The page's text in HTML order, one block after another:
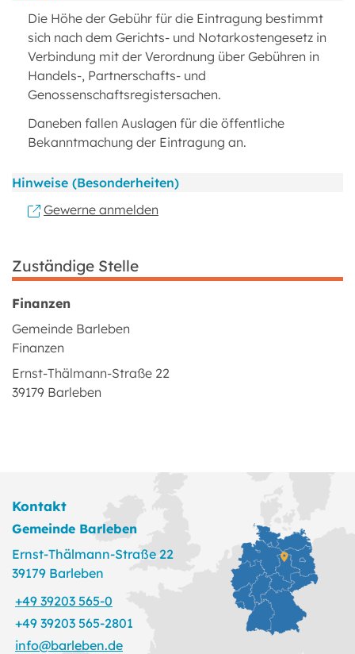
Die Höhe der Gebühr für die Eintragung bestimmt
sich nach dem Gerichts- und Notarkostengesetz in
Verbindung mit der Verordnung über Gebühren in
Handels-, Partnerschafts- und
Genossenschaftsregistersachen.
Daneben fallen Auslagen für die öffentliche
Bekanntmachung der Eintragung an.
Hinweise (Besonderheiten)
Gewerne anmelden
Zuständige Stelle
Finanzen
Gemeinde Barleben
Finanzen
Ernst-Thälmann-Straße 22
39179 Barleben
Kontakt
Gemeinde Barleben
Ernst-Thälmann-Straße 22
39179 Barleben
+49 39203 565-0
+49 39203 565-2801
info@barleben.de